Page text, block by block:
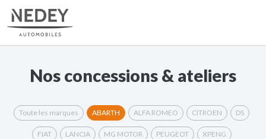
Nos concessions & ateliers
Toute les marques ABARTH ALFA ROMEO CITROEN DS
FIAT LANCIA MG MOTOR PEUGEOT XPENG